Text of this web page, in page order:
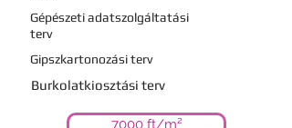
Burkolatkiosztási terv
7000 ft/m²
Gépészeti adatszolgáltatási
terv
Gipszkartonozási terv